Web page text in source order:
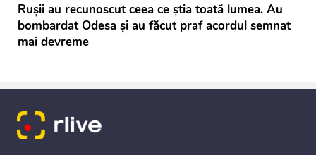
Rușii au recunoscut ceea ce știa toată lumea. Au
bombardat Odesa și au făcut praf acordul semnat
mai devreme